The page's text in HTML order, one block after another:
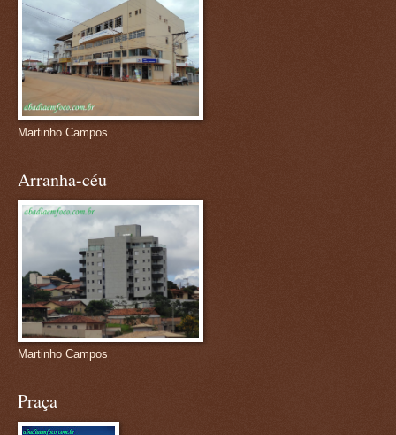
Martinho Campos
Arranha-céu
Martinho Campos
Praça